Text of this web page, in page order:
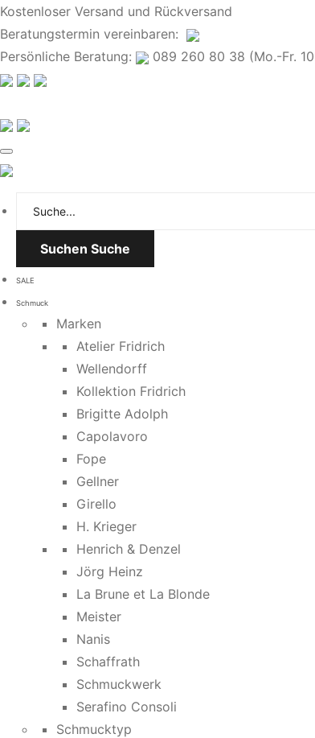
Kostenloser Versand und Rückversand
Beratungstermin vereinbaren:
Persönliche Beratung:
089 260 80 38 (Mo.-Fr.
Suchen Suche
SALE
Schmuck
Marken
Atelier Fridrich
Wellendorff
Kollektion Fridrich
Brigitte Adolph
Capolavoro
Fope
Gellner
Girello
H. Krieger
Henrich & Denzel
Jörg Heinz
La Brune et La Blonde
Meister
Nanis
Schaffrath
Schmuckwerk
Serafino Consoli
Schmucktyp